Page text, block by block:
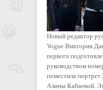
Новый редактор
Vogue Виктория
первого
руководством
поместила портрет
Алины Кабаевой.